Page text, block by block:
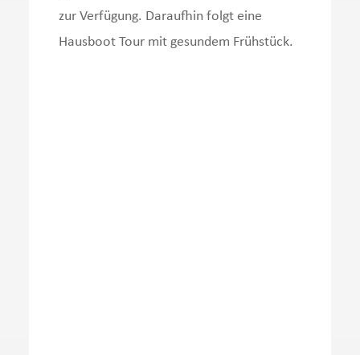
zur Verfügung. Daraufhin folgt eine
Hausboot Tour mit gesundem Frühstück.